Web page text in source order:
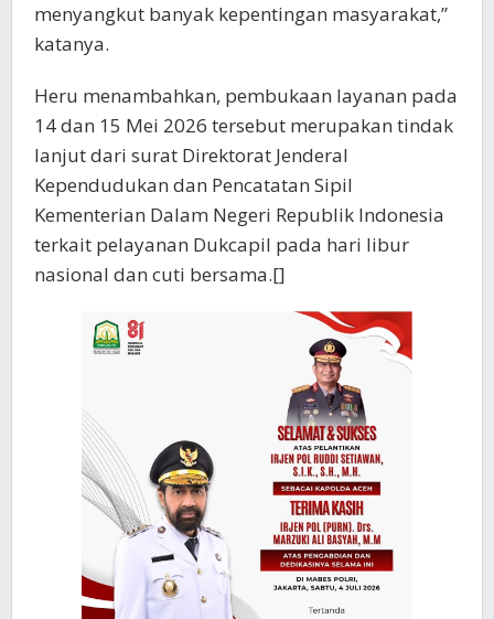
menyangkut banyak kepentingan masyarakat,”
katanya.
Heru menambahkan, pembukaan layanan pada
14 dan 15 Mei 2026 tersebut merupakan tindak
lanjut dari surat Direktorat Jenderal
Kependudukan dan Pencatatan Sipil
Kementerian Dalam Negeri Republik Indonesia
terkait pelayanan Dukcapil pada hari libur
nasional dan cuti bersama.[]